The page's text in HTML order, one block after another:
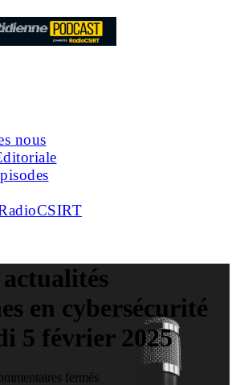
nous
actualités
en cybersécurité
5 février 2025
fermés